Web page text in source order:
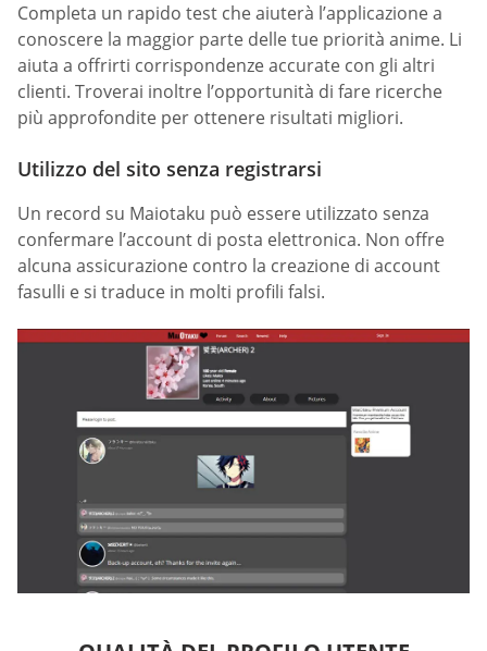
Completa un rapido test che aiuterà l’applicazione a
conoscere la maggior parte delle tue priorità anime. Li
aiuta a offrirti corrispondenze accurate con gli altri
clienti. Troverai inoltre l’opportunità di fare ricerche
più approfondite per ottenere risultati migliori.
Utilizzo del sito senza registrarsi
Un record su Maiotaku può essere utilizzato senza
confermare l’account di posta elettronica. Non offre
alcuna assicurazione contro la creazione di account
fasulli e si traduce in molti profili falsi.